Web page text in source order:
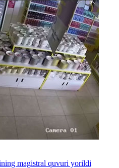
magistral quvuri yorildi